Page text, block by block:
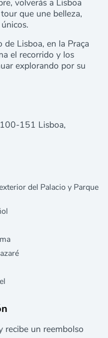
volverás a Lisboa
que une belleza,
Lisboa, en la Praça
el recorrido y los
explorando por su
151 Lisboa,
del Palacio y Parque
recibe un reembolso